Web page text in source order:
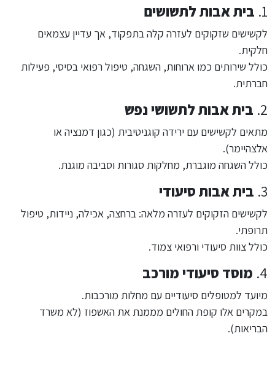
1. בית אבות לתשושים
לקשישים שזקוקים לעזרה קלה בתפקוד, אך עדיין עצמאים
חלקית.
כולל שירותים כמו ארוחות, השגחה, טיפול רפואי בסיסי, פעילות
חברתית.
2. בית אבות לתשושי נפש
מתאים לקשישים עם ירידה קוגניטיבית (כגון דמנציה או
אלצהיימר).
כולל השגחה מוגברת, מחלקות סגורות וסביבה מוגנת.
3. בית אבות סיעודי
לקשישים הזקוקים לעזרה מלאה: ברחצה, אכילה, ניידות, טיפול
תרופתי.
כולל צוות סיעודי ורפואי צמוד.
4. מוסד סיעודי מורכב
מיועד למטופלים סיעודיים עם מחלות מורכבות.
במקרים אלו קופת החולים מממנת את האשפוז (לא משרד
הבריאות).